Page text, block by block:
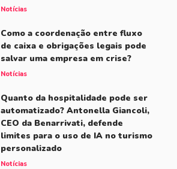
Notícias
Como a coordenação entre fluxo
de caixa e obrigações legais pode
salvar uma empresa em crise?
Notícias
Quanto da hospitalidade pode ser
automatizado? Antonella Giancoli,
CEO da Benarrivati, defende
limites para o uso de IA no turismo
personalizado
Notícias